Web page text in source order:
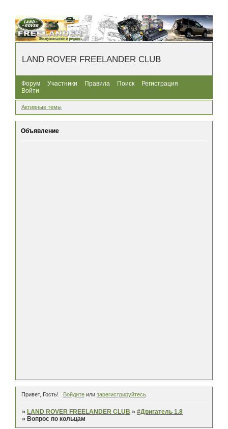
LAND ROVER FREELANDER CLUB
Форум Участники Правила Поиск
Регистрация
Войти
Активные темы
Объявление
Привет, Гость! Войдитеили зарегистрируйтесь.
» LAND ROVER FREELANDER CLUB »#Двигатель 1.8
» Вопрос по кольцам